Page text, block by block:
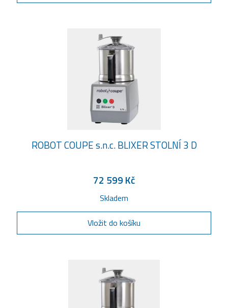
ROBOT COUPE s.n.c. BLIXER STOLNÍ 3 D
72 599 Kč
Skladem
Vložit do košíku